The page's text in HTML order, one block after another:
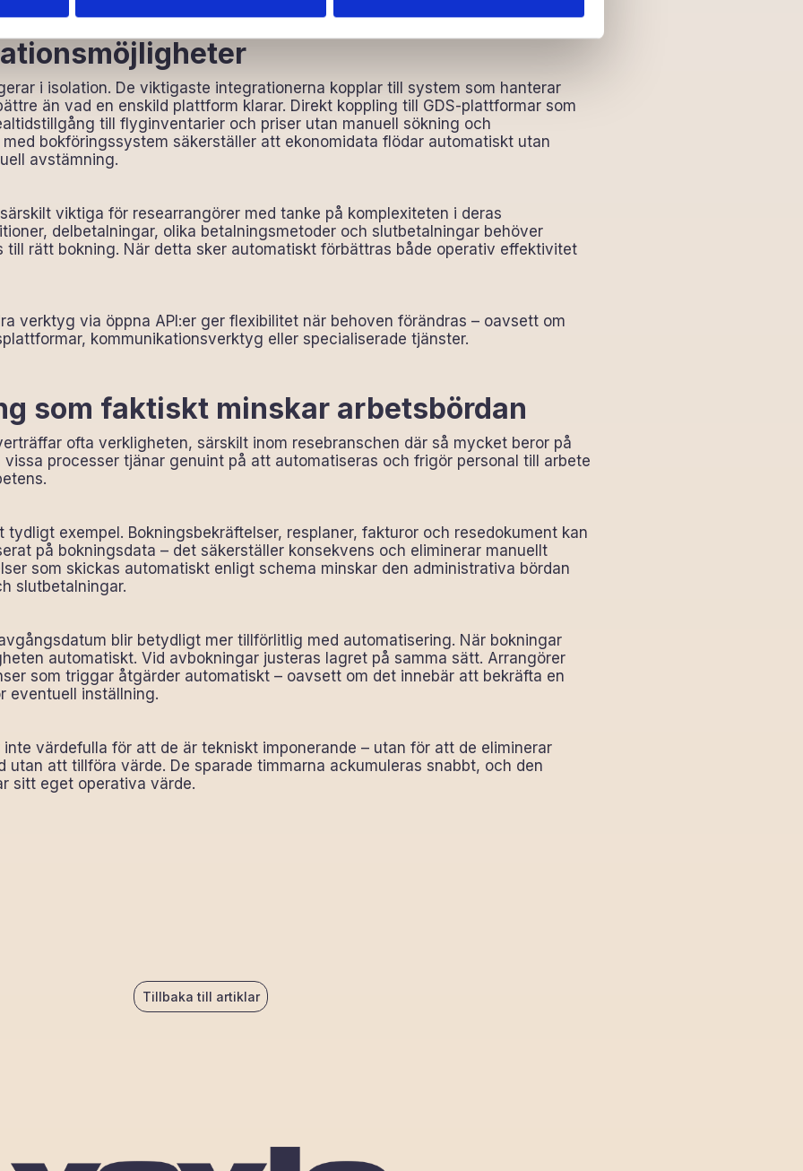
i isolation. De viktigaste integrationerna kopplar till system som hanterar
än vad en enskild plattform klarar. Direkt koppling till GDS-plattformar som
till flyginventarier och priser utan manuell sökning och
bokföringssystem säkerställer att ekonomidata flödar automatiskt utan
avstämning.
viktiga för researrangörer med tanke på komplexiteten i deras
delbetalningar, olika betalningsmetoder och slutbetalningar behöver
till rätt bokning. När detta sker automatiskt förbättras både operativ effektivitet
verktyg via öppna API:er ger flexibilitet när behoven förändras – oavsett om
kommunikationsverktyg eller specialiserade tjänster.
som faktiskt minskar arbetsbördan
ofta verkligheten, särskilt inom resebranschen där så mycket beror på
vissa processer tjänar genuint på att automatiseras och frigör personal till arbete
tydligt exempel. Bokningsbekräftelser, resplaner, fakturor och resedokument kan
på bokningsdata – det säkerställer konsekvens och eliminerar manuellt
som skickas automatiskt enligt schema minskar den administrativa bördan
slutbetalningar.
blir betydligt mer tillförlitlig med automatisering. När bokningar
automatiskt. Vid avbokningar justeras lagret på samma sätt. Arrangörer
som triggar åtgärder automatiskt – oavsett om det innebär att bekräfta en
eventuell inställning.
värdefulla för att de är tekniskt imponerande – utan för att de eliminerar
utan att tillföra värde. De sparade timmarna ackumuleras snabbt, och den
sitt eget operativa värde.
Tillbaka till artiklar